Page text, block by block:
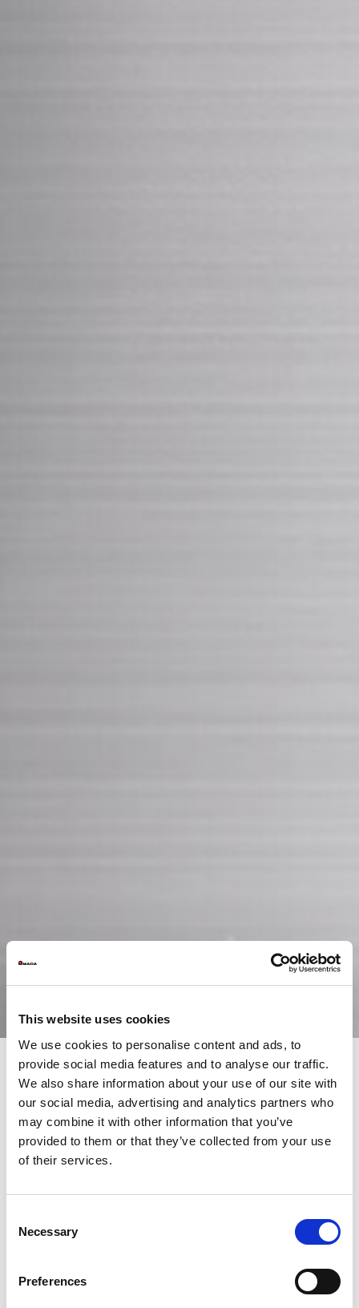
This website uses cookies
We use cookies to personalise content and ads, to
provide social media features and to analyse our traffic.
We also share information about your use of our site with
our social media, advertising and analytics partners who
may combine it with other information that you’ve
provided to them or that they’ve collected from your use
of their services.
Selection
Necessary
Preferences
Entdecken Sie unseren Webshop für
Werkzeuge und Verbrauchsmaterialien.
ZUM WEBSHOP
Produkte